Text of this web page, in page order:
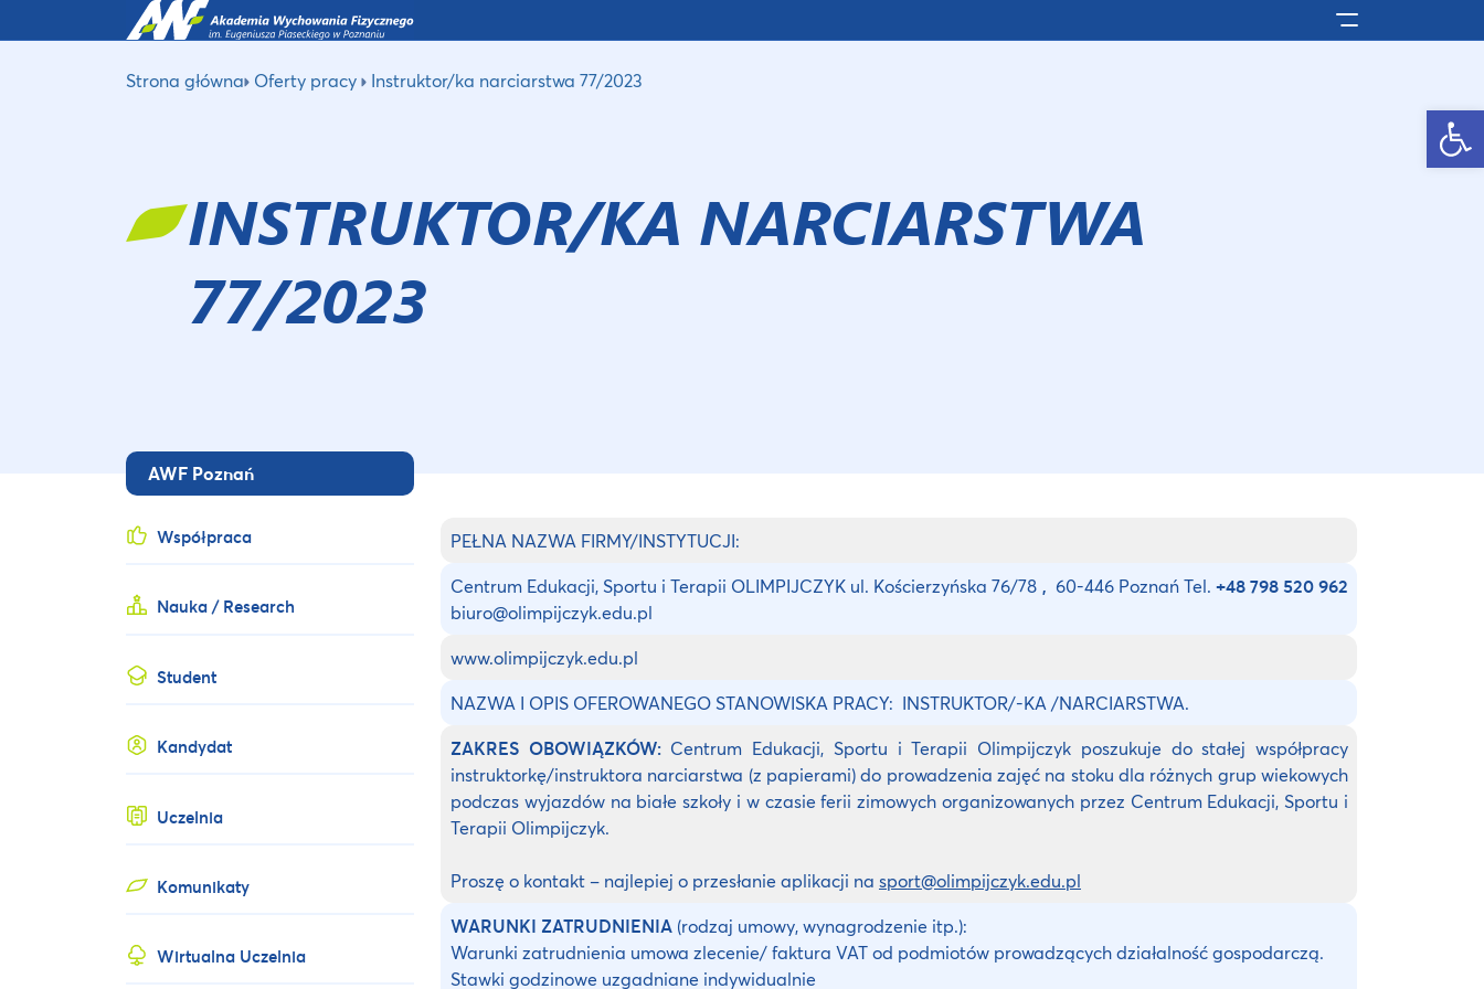
Otwórz pasek narzędzi
Pokaż/ukryj
Strona główna Oferty pracy Instruktor/ka narciarstwa 77/2023
INSTRUKTOR/KA NARCIARSTWA
77/2023
AWF Poznań
Współpraca
Nauka / Research
Student
Kandydat
Uczelnia
Komunikaty
Wirtualna Uczelnia
PEŁNA NAZWA FIRMY/INSTYTUCJI:
Centrum Edukacji, Sportu i Terapii OLIMPIJCZYK ul. Kościerzyńska 76/78 , 60-446 Poznań Tel. +48 798 520 962
biuro@olimpijczyk.edu.pl
www.olimpijczyk.edu.pl
NAZWA I OPIS OFEROWANEGO STANOWISKA PRACY: INSTRUKTOR/-KA /NARCIARSTWA.
ZAKRES OBOWIĄZKÓW:Centrum Edukacji, Sportu i Terapii Olimpijczyk poszukuje do stałej współpracy
instruktorkę/instruktora narciarstwa (z papierami) do prowadzenia zajęć na stoku dla różnych grup wiekowych
podczas wyjazdów na białe szkoły i w czasie ferii zimowych organizowanych przez Centrum Edukacji, Sportu i
Terapii Olimpijczyk.
Proszę o kontakt – najlepiej o przesłanie aplikacji na sport@olimpijczyk.edu.pl
WARUNKI ZATRUDNIENIA (rodzaj umowy, wynagrodzenie itp.):
Warunki zatrudnienia umowa zlecenie/ faktura VAT od podmiotów prowadzących działalność gospodarczą.
Stawki godzinowe uzgadniane indywidualnie